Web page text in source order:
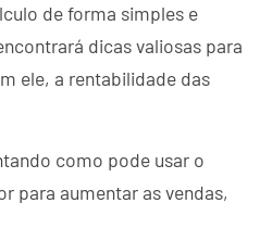
de forma simples e
dicas valiosas para
ele, a rentabilidade das
como pode usar o
para aumentar as vendas,